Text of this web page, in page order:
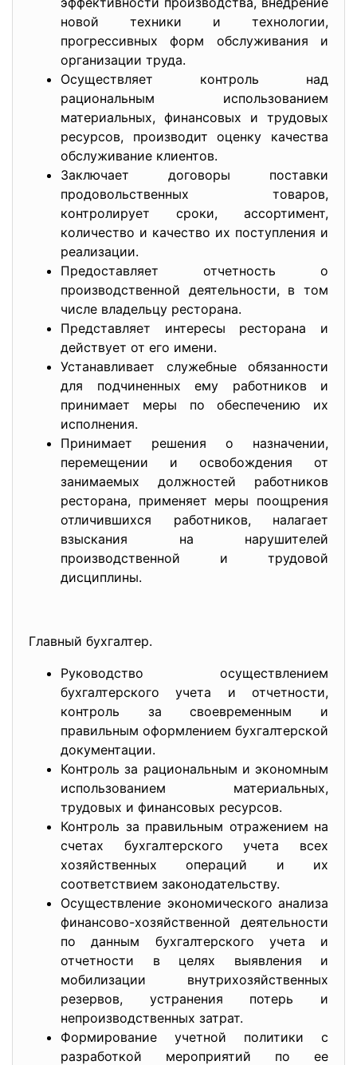
новой техники и технологии,
прогрессивных форм обслуживания и
организации труда.
Осуществляет контроль над
рациональным использованием
материальных, финансовых и трудовых
ресурсов, производит оценку качества
обслуживание клиентов.
Заключает договоры поставки
продовольственных товаров,
контролирует сроки, ассортимент,
количество и качество их поступления и
реализации.
Предоставляет отчетность о
производственной деятельности, в том
числе владельцу ресторана.
Представляет интересы ресторана и
действует от его имени.
Устанавливает служебные обязанности
для подчиненных ему работников и
принимает меры по обеспечению их
исполнения.
Принимает решения о назначении,
перемещении и освобождения от
занимаемых должностей работников
ресторана, применяет меры поощрения
отличившихся работников, налагает
взыскания на нарушителей
производственной и трудовой
дисциплины.
Главный бухгалтер.
Руководство осуществлением
бухгалтерского учета и отчетности,
контроль за своевременным и
правильным оформлением бухгалтерской
документации.
Контроль за рациональным и экономным
использованием материальных,
трудовых и финансовых ресурсов.
Контроль за правильным отражением на
счетах бухгалтерского учета всех
хозяйственных операций и их
соответствием законодательству.
Осуществление экономического анализа
финансово-хозяйственной деятельности
по данным бухгалтерского учета и
отчетности в целях выявления и
мобилизации внутрихозяйственных
резервов, устранения потерь и
непроизводственных затрат.
Формирование учетной политики с
разработкой мероприятий по ее